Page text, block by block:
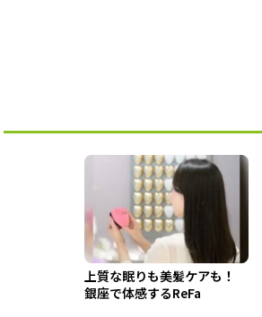
上質な眠りも美髪ケアも！
銀座で体感するReFa